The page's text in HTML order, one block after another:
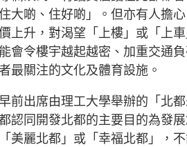
大啲、住好啲」。但亦有人擔
上升，對渴望「上樓」或「上
會令樓宇越起越密、加重交通
最關注的文化及體育設施。
前出席由理工大學舉辦的「北
認同開發北都的主要目的為發
美麗北都」或「幸福北都」，